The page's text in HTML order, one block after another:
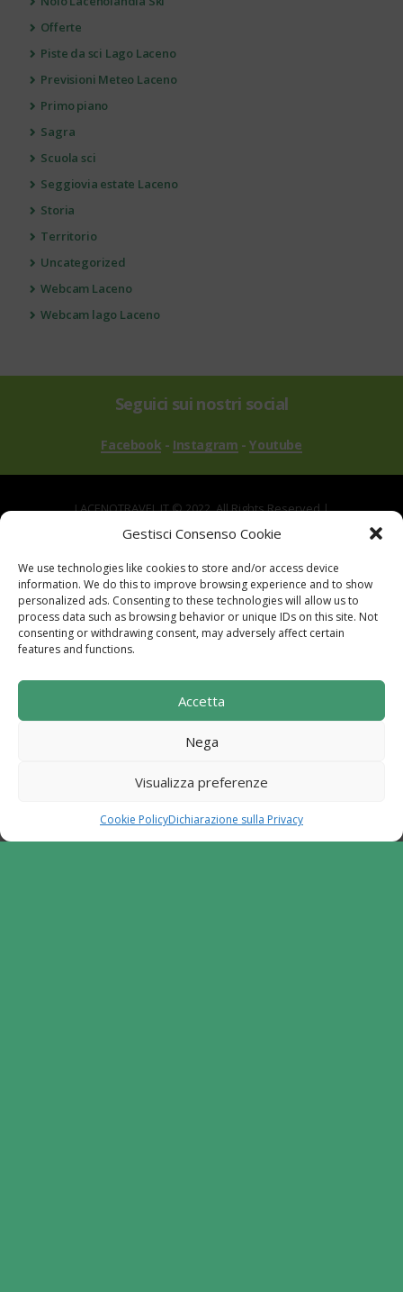
Gestisci Consenso Cookie
We use technologies like cookies to store and/or access device
information. We do this to improve browsing experience and to show
personalized ads. Consenting to these technologies will allow us to
process data such as browsing behavior or unique IDs on this site. Not
consenting or withdrawing consent, may adversely affect certain
features and functions.
Accetta
Nega
Visualizza preferenze
Cookie PolicyDichiarazione sulla Privacy
Offerte
Piste da sci Lago Laceno
Previsioni Meteo Laceno
Primo piano
Sagra
Scuola sci
Seggiovia estate Laceno
Storia
Territorio
Uncategorized
Webcam Laceno
Webcam lago Laceno
Seguici sui nostri social
Facebook - Instagram -Youtube
LACENOTRAVEL.IT © 2022. All Rights Reserved |
via Alle Mandrie, 83043 Bagnoli Irpino AV | P.IVA
Powered byTreeWeb|Privacy| Cookie |
Contatti |Mappa del Sito
Sito realizzato con i fondi del "Gruppo di Azione
Locale I Sentieri del Buon Vivere s.c. a r.l.".
Programma di Sviluppo Rurale per la Campania
2014-2020. Misura 19 - Sviluppo Locale di tipo
6.2.1. Aiuto all'avviamento d'impresa per attività